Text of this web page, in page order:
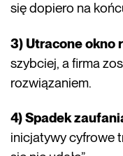
się dopiero na
3) Utracone okno
szybciej, a firma
rozwiązaniem.
4) Spadek
inicjatywy cyfrowe